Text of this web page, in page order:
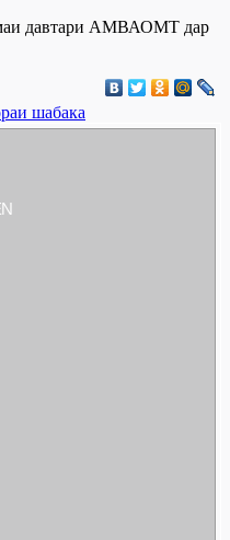
давтари АМВАОМТ дар
шабака